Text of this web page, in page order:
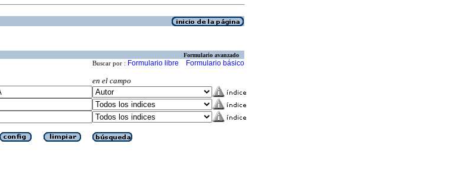
Formulario avanzado
Buscar por : Formulario libre Formulario básico
en el campo